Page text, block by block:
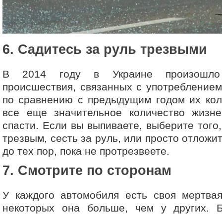
6. Садитесь за руль трезвыми
В 2014 году в Украине
происшествия, связанных с
по сравнению с предыдущим годом их
все еще значительное количество
спасти. Если вы выпиваете, выберите
трезвым, сесть за руль, или просто
до тех пор, пока не протрезвеете.
7. Смотрите по сторонам
У каждого автомобиля есть своя
некоторых она больше, чем у других.